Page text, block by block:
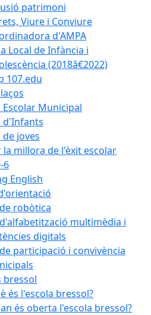
patrimoni
Viure i Conviure
d'AMPA
Local de Infància i
(2018â€2022)
107.edu
Escolar Municipal
d'Infants
de joves
la millora de l'èxit escolar
6
English
robòtica
multimèdia i
digitals
participació i convivència
bressol
és l'escola bressol?
és oberta l'escola bressol?